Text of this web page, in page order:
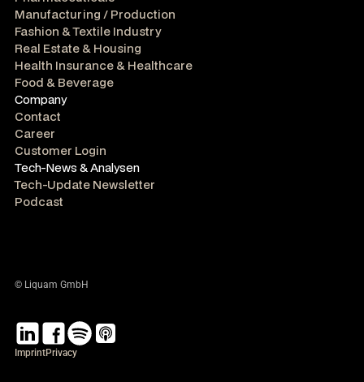
Manufacturing / Production
Fashion & Textile Industry
Real Estate & Housing
Health Insurance & Healthcare
Food & Beverage
Company
Contact
Career
Customer Login
Tech-News & Analysen
Tech-Update Newsletter
Podcast
© Liquam GmbH
ImprintPrivacy